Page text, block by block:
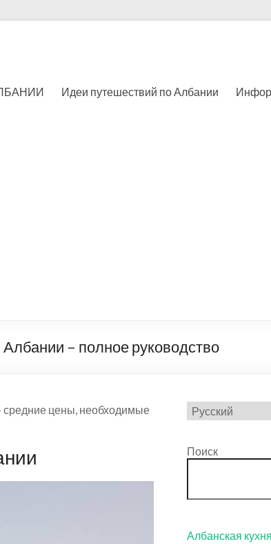
Идеи путешествий по Албании
– полное руководство
средние цены, необходимые
Выбрать
язык
Поиск
Албанская кухня